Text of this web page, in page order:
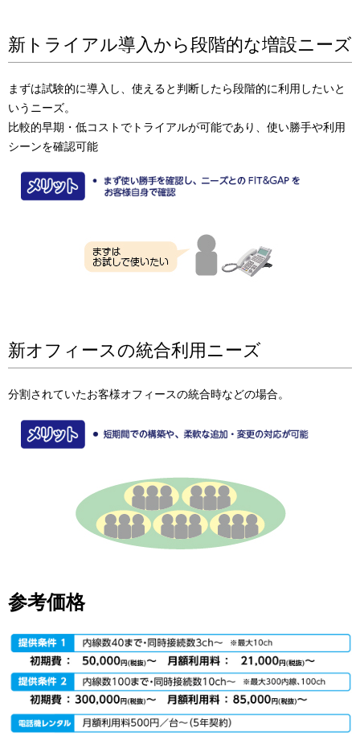
新トライアル導入から段階的な増設ニーズ
まずは試験的に導入し、使えると判断したら段階的に利用したいと
いうニーズ。
比較的早期・低コストでトライアルが可能であり、使い勝手や利用
シーンを確認可能
新オフィースの統合利用ニーズ
分割されていたお客様オフィースの統合時などの場合。
参考価格